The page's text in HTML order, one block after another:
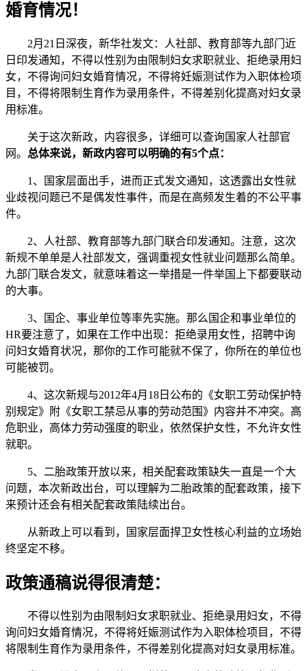
婚育情况！
2月21日深夜，新华社发文：人社部、教育部等九部门近
日印发通知，不得以性别为由限制妇女求职就业、拒绝录用妇
女，不得询问妇女婚育情况，不得将妊娠测试作为入职体检项
目，不得将限制生育作为录用条件，不得差别化提高对妇女录
用标准。
关于这次新政，内容很多，详细可以查询国家人社部官
网。 总体来说，新政内容可以明确的有5个点：
1、国家层面出手，进而正式发文通知，这透露出女性就
业歧视问题已不是偶发性事件，而是在高频发生着的不公平事
件。
2、人社部、教育部等九部门联合印发通知。注意，这次
新规不单单是人社部发文，强调重视女性就业问题那么简单。
九部门联合发文，就意味着这一举措是一件举国上下都要联动
的大事。
3、国企、事业单位等率先实施。那么国企和事业单位的
HR要注意了，如果在工作中出现：拒绝录用女性，招聘中询
问妇女婚育状况，那你的工作可能就不保了，你所在的单位也
可能被罚。
4、这次新规与2012年4月18日公布的《女职工劳动保护特
别规定》附《女职工禁忌从事的劳动范围》内容并不冲突。高
危职业，高体力劳动强度的职业，依然保护女性，不允许女性
就职。
5、二胎政策开放以来，相关配套政策缺失一直是一个大
问题，本次新政出台，可以理解为二胎政策的配套政策，接下
来预计还会有相关配套政策陆续出台。
从新政上可以看到，国家层面捍卫女性核心利益的立场始
终坚定不移。
政策通稿说得很清楚：
不得以性别为由限制妇女求职就业、拒绝录用妇女，不得
询问妇女婚育情况，不得将妊娠测试作为入职体检项目，不得
将限制生育作为录用条件，不得差别化提高对妇女录用标准。